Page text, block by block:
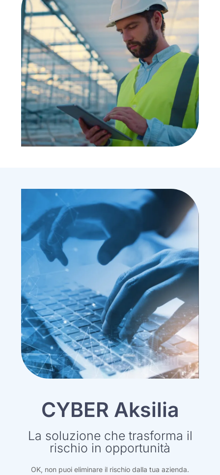
CYBER Aksilia
La soluzione che trasforma il
rischio in opportunità
OK, non puoi eliminare il rischio dalla tua azienda.